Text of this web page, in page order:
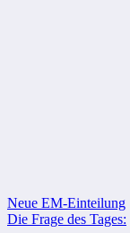
Neue EM-Einteilung
Die Frage des Tages: